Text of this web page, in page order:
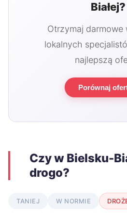
Białej?
Otrzymaj darmowe
lokalnych
najlepszą
Porównaj
Czy w Bielsku-
drogo?
TANIEJ W NORMIE